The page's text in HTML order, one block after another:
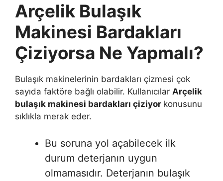
Arçelik Bulaşık
Makinesi Bardakları
Çiziyorsa Ne Yapmalı?
Bulaşık makinelerinin bardakları çizmesi çok
sayıda faktöre bağlı olabilir. Kullanıcılar Arçelik
bulaşık makinesi bardakları çiziyor konusunu
sıklıkla merak eder.
Bu soruna yol açabilecek ilk
durum deterjanın uygun
olmamasıdır. Deterjanın bulaşık